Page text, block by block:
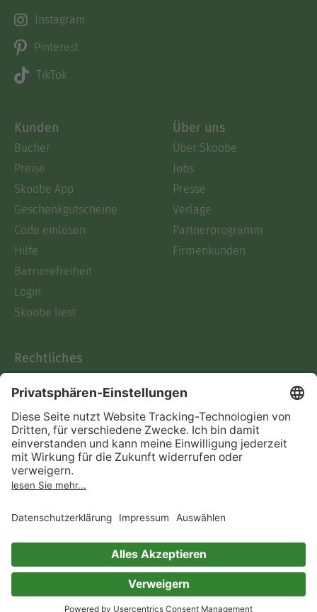
Instagram
Pinterest
TikTok
Kunden
Bücher
Preise
Skoobe App
Geschenkgutscheine
Code einlösen
Hilfe
Barrierefreiheit
Login
Skoobe liest
Über uns
Über Skoobe
Jobs
Presse
Verlage
Partnerprogramm
Firmenkunden
Rechtliches
AGB
Informationen nach Data
Act
Verträge hier kündigen
Impressum
Immer ein gutes Buch